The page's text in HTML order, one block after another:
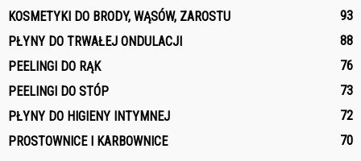
KOSMETYKI DO BRODY, WĄSÓW, ZAROSTU
93
PŁYNY DO TRWAŁEJ ONDULACJI
88
PEELINGI DO RĄK
76
PEELINGI DO STÓP
73
PŁYNY DO HIGIENY INTYMNEJ
72
PROSTOWNICE I KARBOWNICE
70